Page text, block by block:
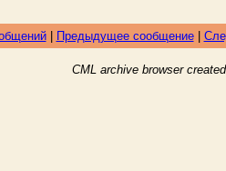
| Предыдущее сообщение|
CML archive browser